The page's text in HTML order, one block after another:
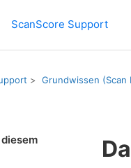
ScanScore Support
Grundwissen (Scan